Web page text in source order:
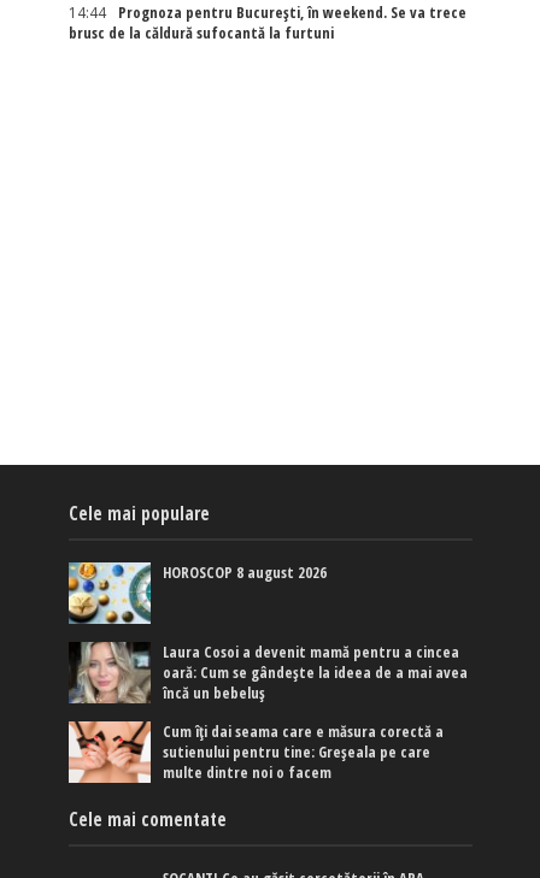
14:44
Prognoza pentru București, în weekend. Se va trece
brusc de la căldură sufocantă la furtuni
Cele mai populare
HOROSCOP 8 august 2026
Laura Cosoi a devenit mamă pentru a cincea
oară: Cum se gândește la ideea de a mai avea
încă un bebeluș
Cum îți dai seama care e măsura corectă a
sutienului pentru tine: Greșeala pe care
multe dintre noi o facem
Cele mai comentate